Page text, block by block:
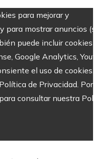
para mejorar y
para mostrar anuncios
puede incluir cookies
Google Analytics,
el uso de cookies.
de Privacidad. Por
consultar nuestra